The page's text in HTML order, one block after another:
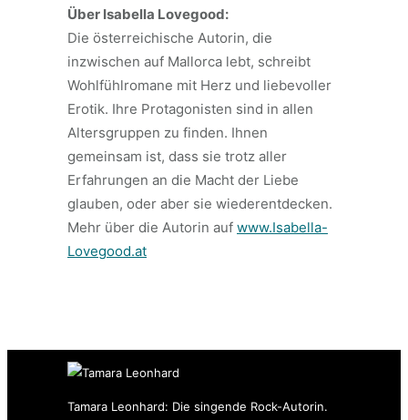
Über Isabella Lovegood:
Die österreichische Autorin, die
inzwischen auf Mallorca lebt, schreibt
Wohlfühlromane mit Herz und liebevoller
Erotik. Ihre Protagonisten sind in allen
Altersgruppen zu finden. Ihnen
gemeinsam ist, dass sie trotz aller
Erfahrungen an die Macht der Liebe
glauben, oder aber sie wiederentdecken.
Mehr über die Autorin auf www.Isabella-
Lovegood.at
Tamara Leonhard: Die singende Rock-Autorin.